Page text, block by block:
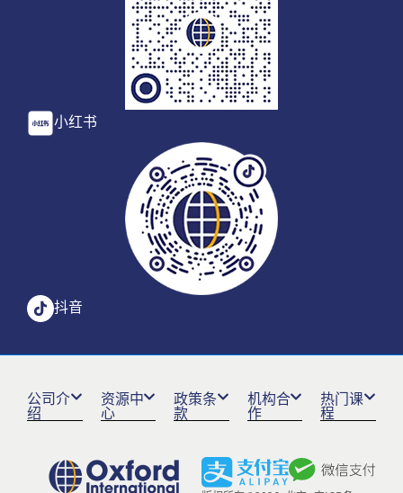
小红书
抖音
公司介
绍
资源中
心
政策条
款
机构合
作
热门课
程